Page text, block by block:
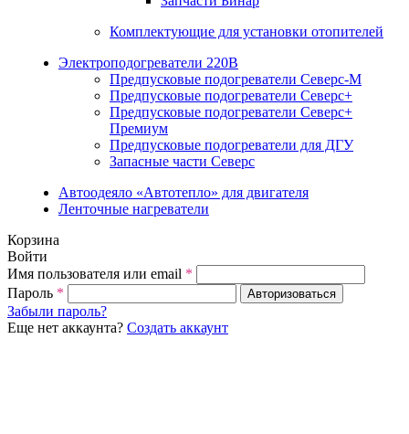
Комплектующие для установки отопителей
Электроподогреватели 220В
Предпусковые подогреватели Северс-М
Предпусковые подогреватели Северс+
Предпусковые подогреватели Северс+
Премиум
Предпусковые подогреватели для ДГУ
Запасные части Северс
Автоодеяло «Автотепло» для двигателя
Ленточные нагреватели
Корзина
Войти
Имя пользователя или email *
Пароль * Авторизоваться
Забыли пароль?
Еще нет аккаунта? Создать аккаунт